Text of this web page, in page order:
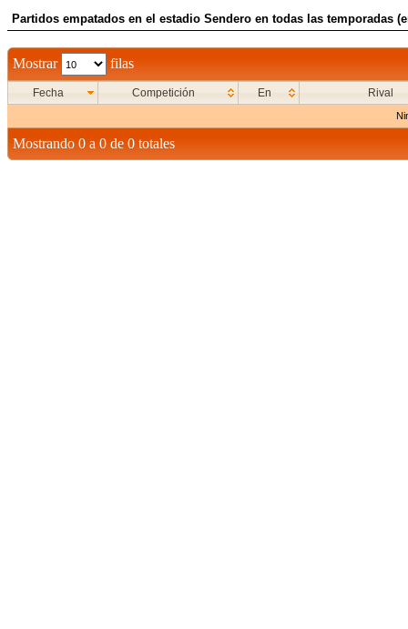
Partidos empatados en el estadio Sendero en todas las temporadas
Mostrar filas
Fecha Competición En Rival
Mostrando 0 a 0 de 0 totales